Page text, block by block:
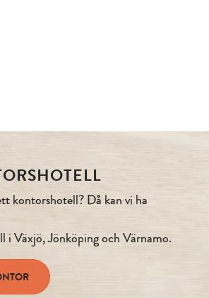
kontorshotell? Då kan vi ha
i Växjö, Jönköping och Värnamo.